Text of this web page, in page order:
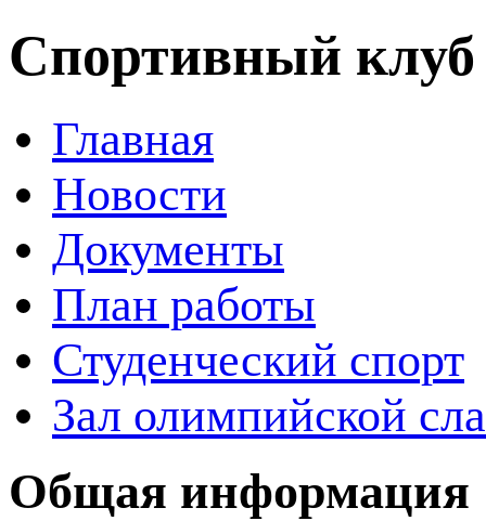
Спортивный клуб
Главная
Новости
Документы
План работы
Студенческий спорт
Зал олимпийской
Общая информация